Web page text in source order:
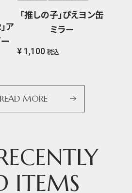
ア
「推しの子」ぴえヨン缶
ミラー
¥ 1,100 税込
READ MORE
ITEMS